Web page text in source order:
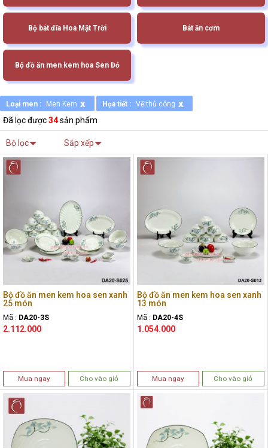
Bộ bát đĩa Hoa Mặt Trời Bát ăn cơm
Bộ đồ ăn men kem hoa Sen Đỏ
Loại men : Men Kem x Họa tiết : Vẽ thủ công x
Đã lọc được34sản phẩm
Bộ lọc Sắp xếp
Bộ đồ ăn men kem hoa sen xanh
25 món
Mã : DA20-3S
2.112.000
Mua ngay Cho vào giỏ
Bộ đồ ăn men kem hoa sen xanh
13 món
Mã : DA20-4S
1.054.000
Mua ngay Cho vào giỏ